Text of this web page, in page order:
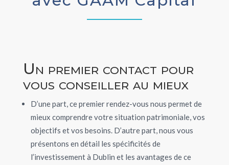
Un premier contact pour
vous conseiller au mieux
D’une part, ce premier rendez-vous nous permet de
mieux comprendre votre situation patrimoniale, vos
objectifs et vos besoins. D’autre part, nous vous
présentons en détail les spécificités de
l’investissement à Dublin et les avantages de ce